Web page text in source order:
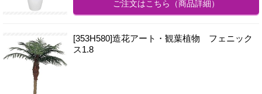
ご注文はこちら （商品詳細）
[353H580]造花アート・観葉植物 フェニック
ス1.8